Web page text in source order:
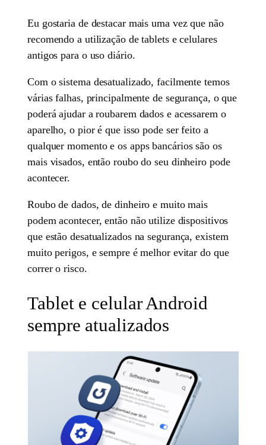
Eu gostaria de destacar mais uma vez que não
recomendo a utilização de tablets e celulares
antigos para o uso diário.
Com o sistema desatualizado, facilmente temos
várias falhas, principalmente de segurança, o que
poderá ajudar a roubarem dados e acessarem o
aparelho, o pior é que isso pode ser feito a
qualquer momento e os apps bancários são os
mais visados, então roubo do seu dinheiro pode
acontecer.
Roubo de dados, de dinheiro e muito mais
podem acontecer, então não utilize dispositivos
que estão desatualizados na segurança, existem
muito perigos, e sempre é melhor evitar do que
correr o risco.
Tablet e celular Android
sempre atualizados